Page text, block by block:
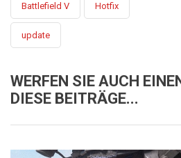
Battlefield V Hotfix
update
WERFEN SIE AUCH
DIESE BEITRÄGE...